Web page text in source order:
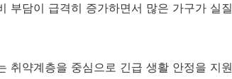
부담이 급격히 증가하면서 많은 가구가 실
취약계층을 중심으로 긴급 생활 안정을 지